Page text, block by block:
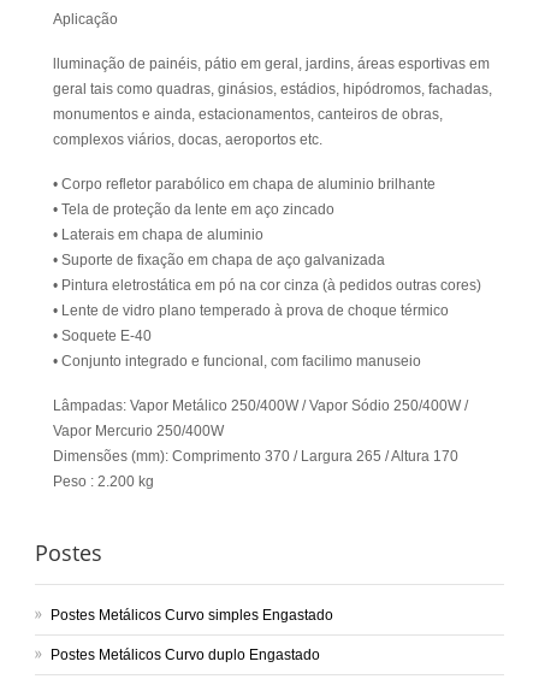
Aplicação
lluminação de painéis, pátio em geral, jardins, áreas esportivas em
geral tais como quadras, ginásios, estádios, hipódromos, fachadas,
monumentos e ainda, estacionamentos, canteiros de obras,
complexos viários, docas, aeroportos etc.
• Corpo refletor parabólico em chapa de aluminio brilhante
• Tela de proteção da lente em aço zincado
• Laterais em chapa de aluminio
• Suporte de fixação em chapa de aço galvanizada
• Pintura eletrostática em pó na cor cinza (à pedidos outras cores)
• Lente de vidro plano temperado à prova de choque térmico
• Soquete E-40
• Conjunto integrado e funcional, com facilimo manuseio
Lâmpadas: Vapor Metálico 250/400W / Vapor Sódio 250/400W /
Vapor Mercurio 250/400W
Dimensões (mm): Comprimento 370 / Largura 265 / Altura 170
Peso : 2.200 kg
Postes
Postes Metálicos Curvo simples Engastado
Postes Metálicos Curvo duplo Engastado